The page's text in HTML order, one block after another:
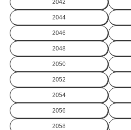
2042
2044
2046
2048
2050
2052
2054
2056
2058